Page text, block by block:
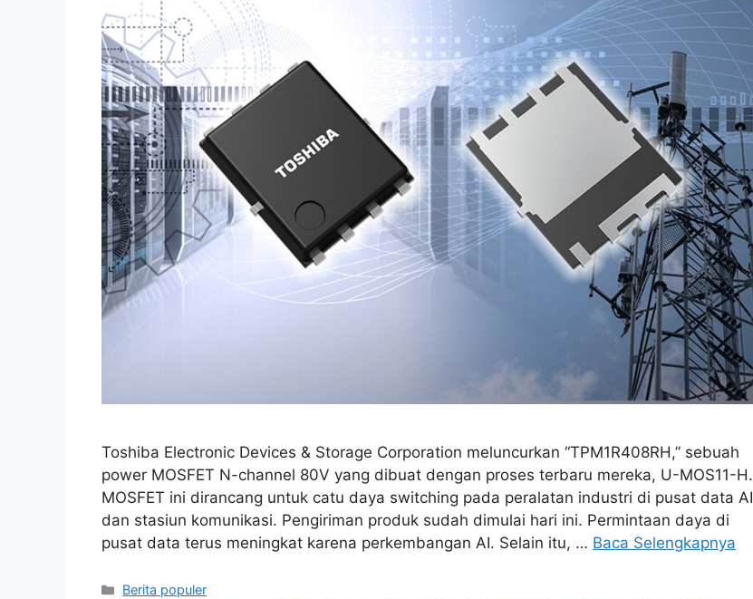
Toshiba Electronic Devices & Storage Corporation meluncurkan “TPM1R408RH,” sebuah
power MOSFET N-channel 80V yang dibuat dengan proses terbaru mereka, U-MOS11-H.
MOSFET ini dirancang untuk catu daya switching pada peralatan industri di pusat data AI
dan stasiun komunikasi. Pengiriman produk sudah dimulai hari ini. Permintaan daya di
pusat data terus meningkat karena perkembangan AI. Selain itu, … Baca Selengkapnya
Kategori
Berita populer